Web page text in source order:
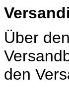
Über
den